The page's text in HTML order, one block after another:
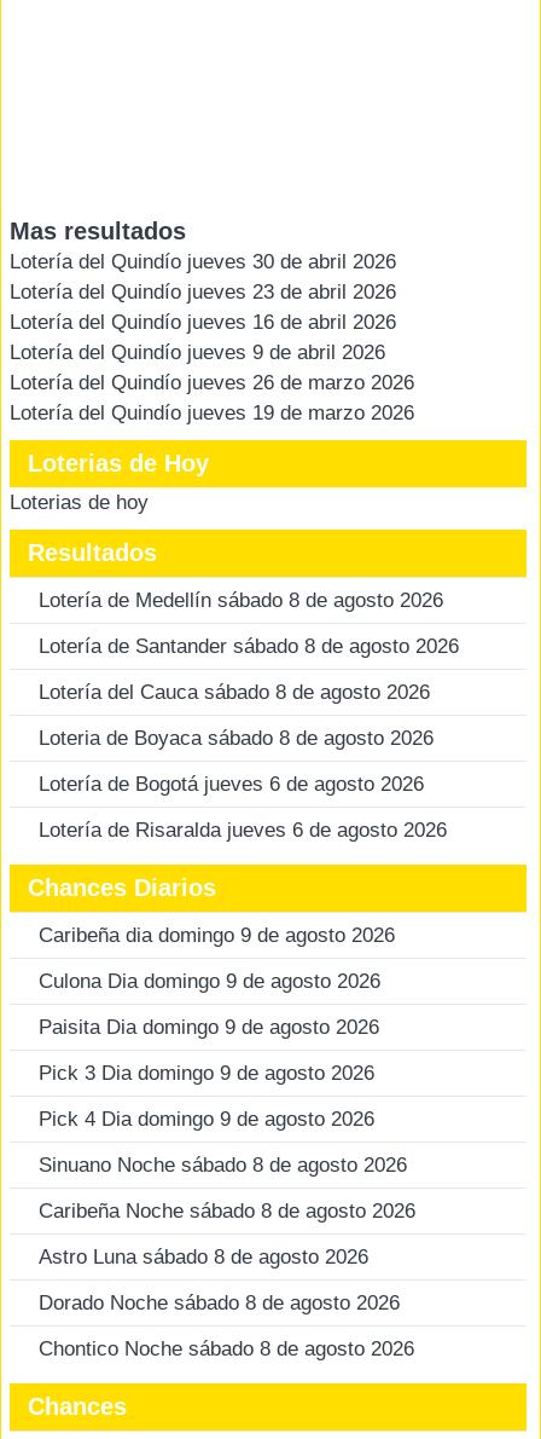
Mas resultados
Lotería del Quindío jueves 30 de abril 2026
Lotería del Quindío jueves 23 de abril 2026
Lotería del Quindío jueves 16 de abril 2026
Lotería del Quindío jueves 9 de abril 2026
Lotería del Quindío jueves 26 de marzo 2026
Lotería del Quindío jueves 19 de marzo 2026
Loterias de Hoy
Loterias de hoy
Resultados
Lotería de Medellín sábado 8 de agosto 2026
Lotería de Santander sábado 8 de agosto 2026
Lotería del Cauca sábado 8 de agosto 2026
Loteria de Boyaca sábado 8 de agosto 2026
Lotería de Bogotá jueves 6 de agosto 2026
Lotería de Risaralda jueves 6 de agosto 2026
Chances Diarios
Caribeña dia domingo 9 de agosto 2026
Culona Dia domingo 9 de agosto 2026
Paisita Dia domingo 9 de agosto 2026
Pick 3 Dia domingo 9 de agosto 2026
Pick 4 Dia domingo 9 de agosto 2026
Sinuano Noche sábado 8 de agosto 2026
Caribeña Noche sábado 8 de agosto 2026
Astro Luna sábado 8 de agosto 2026
Dorado Noche sábado 8 de agosto 2026
Chontico Noche sábado 8 de agosto 2026
Chances